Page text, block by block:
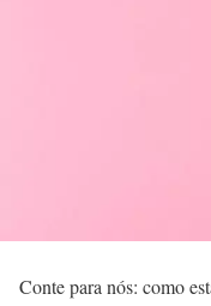
Conte para nós: como